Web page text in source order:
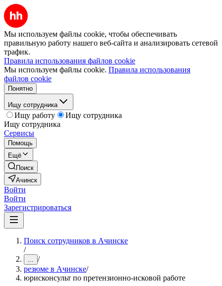
Мы используем файлы cookie, чтобы обеспечивать
правильную работу нашего веб-сайта и анализировать сетевой
трафик.
Правила использования файлов cookie
Мы используем файлы cookie. Правила использования
файлов cookie
Понятно
Ищу сотрудника
Ищу работу
Ищу сотрудника
Ищу сотрудника
Сервисы
Помощь
Ещё
Поиск
Ачинск
Войти
Войти
Зарегистрироваться
Поиск сотрудников в Ачинске
/
... /
резюме в Ачинске/
юрисконсульт по претензионно-исковой работе